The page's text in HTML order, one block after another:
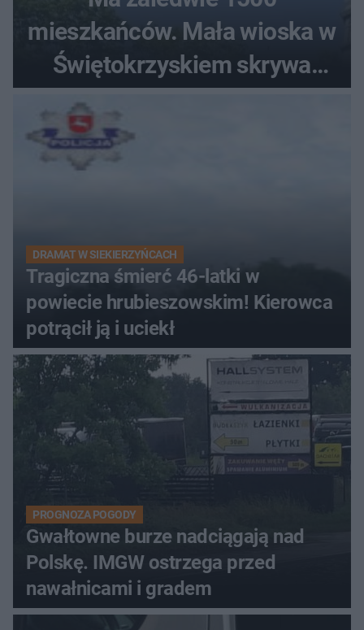
mieszkańców. Mała wioska w
Świętokrzyskiem skrywa
zabytki, bywał tu nawet król
DRAMAT W SIEKIERZYŃCACH
Tragiczna śmierć 46-latki w
powiecie hrubieszowskim! Kierowca
potrącił ją i uciekł
PROGNOZA POGODY
Gwałtowne burze nadciągają nad
Polskę. IMGW ostrzega przed
nawałnicami i gradem